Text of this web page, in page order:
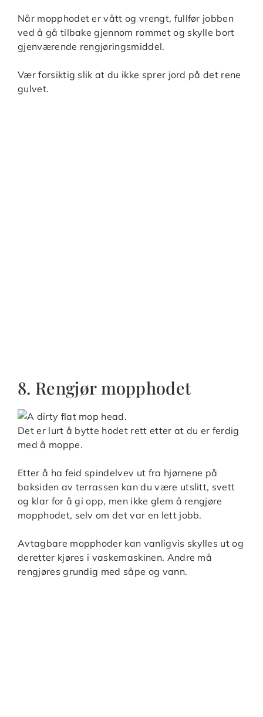
Når mopphodet er vått og vrengt, fullfør jobben
ved å gå tilbake gjennom rommet og skylle bort
gjenværende rengjøringsmiddel.
Vær forsiktig slik at du ikke sprer jord på det rene
gulvet.
8. Rengjør mopphodet
Det er lurt å bytte hodet rett etter at du er ferdig
med å moppe.
Etter å ha feid spindelvev ut fra hjørnene på
baksiden av terrassen kan du være utslitt, svett
og klar for å gi opp, men ikke glem å rengjøre
mopphodet, selv om det var en lett jobb.
Avtagbare mopphoder kan vanligvis skylles ut og
deretter kjøres i vaskemaskinen. Andre må
rengjøres grundig med såpe og vann.